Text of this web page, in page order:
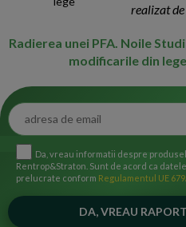
Cautarea in
Regimul
hand. Analiza
O societate
second -hand de
activitatea firmei.
faptului ca
vanda acest bun,
realizat
Radierea unei PFA. Noile
modificarile din lege
Da, vreau informatii despre
Rentrop&Straton. Sunt de acord ca
prelucrate conform Regulamentul UE